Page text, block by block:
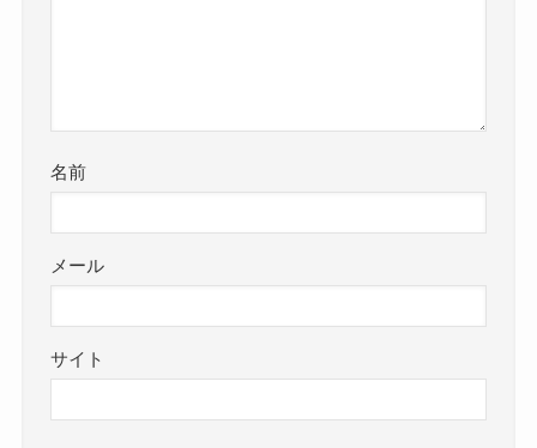
名前
メール
サイト